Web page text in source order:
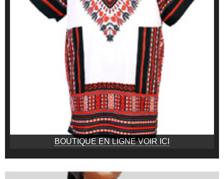
BOUTIQUE EN LIGNE VOIR ICI